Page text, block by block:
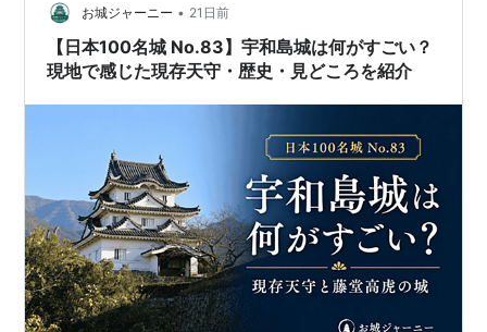
お城ジャーニー • 21日前
【日本100名城 No.83】宇和島城は何がすごい？
現地で感じた現存天守・歴史・見どころを紹介